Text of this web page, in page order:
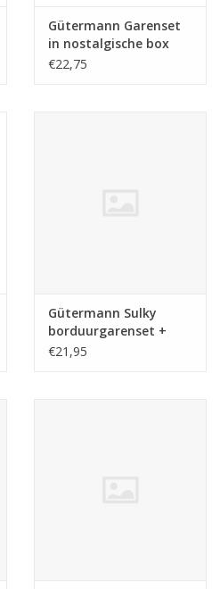
Gütermann Garenset
in nostalgische box
€22,75
Gütermann Sulky
borduurgarenset +
Tear Easy 3
€21,95